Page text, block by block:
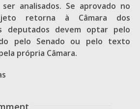
analisados. Se aprovado no
retorna à Câmara dos
deputados devem optar pelo
pelo Senado ou pelo texto
própria Câmara.